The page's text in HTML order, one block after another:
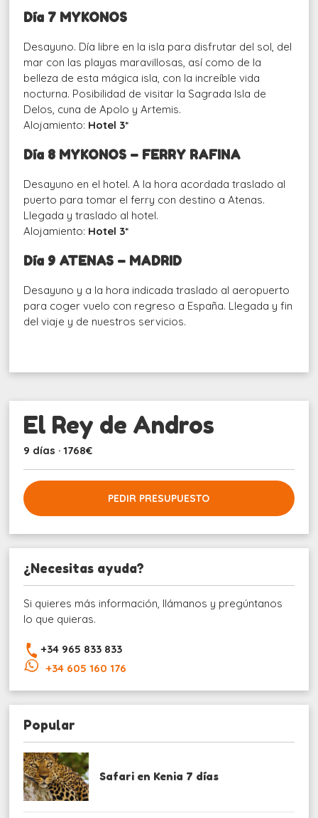
Día 7 MYKONOS
Desayuno. Día libre en la isla para disfrutar del sol, del
mar con las playas maravillosas, así como de la
belleza de esta mágica isla, con la increíble vida
nocturna. Posibilidad de visitar la Sagrada Isla de
Delos, cuna de Apolo y Artemis.
Alojamiento: Hotel 3*
Día 8 MYKONOS – FERRY RAFINA
Desayuno en el hotel. A la hora acordada traslado al
puerto para tomar el ferry con destino a Atenas.
Llegada y traslado al hotel.
Alojamiento: Hotel 3*
Día 9 ATENAS – MADRID
Desayuno y a la hora indicada traslado al aeropuerto
para coger vuelo con regreso a España. Llegada y fin
del viaje y de nuestros servicios.
El Rey de Andros
9 días · 1768€
PEDIR PRESUPUESTO
¿Necesitas ayuda?
Si quieres más información, llámanos y pregúntanos
lo que quieras.
+34 965 833 833
+34 605 160 176
Popular
Safari en Kenia 7 días